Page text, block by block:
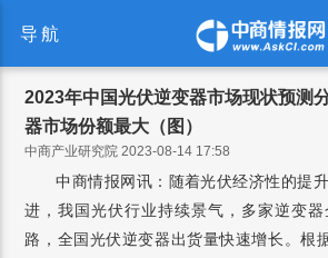
导航
2023年中国光伏逆变器市场现状预测
器市场份额最大（图）
中商产业研究院 2023-08-14 17:58
中商情报网讯：随着光伏经济性的提
进，我国光伏行业持续景气，多家逆变
路，全国光伏逆变器出货量快速增长。根